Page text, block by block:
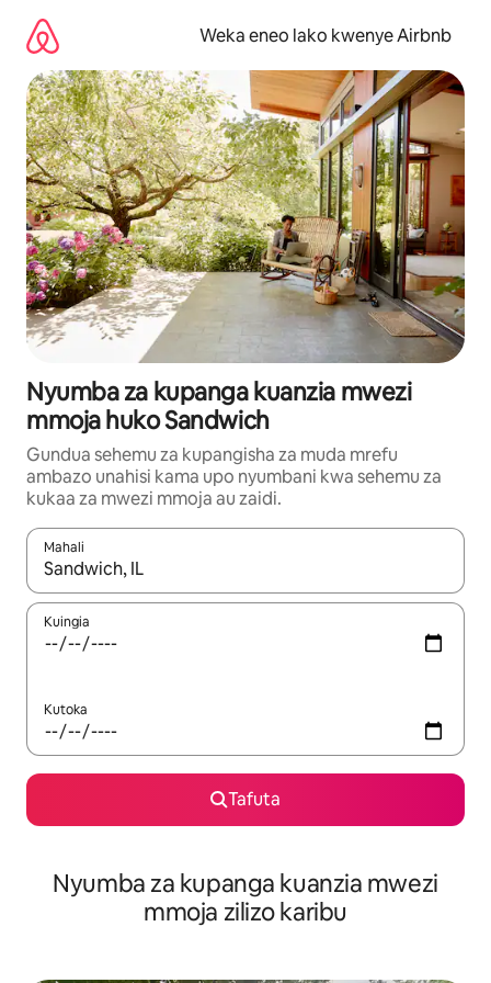
kwenda
kwenye
maudhui
Weka eneo lako kwenye Airbnb
Nyumba za kupanga kuanzia mwezi
mmoja huko Sandwich
Gundua sehemu za kupangisha za muda mrefu
ambazo unahisi kama upo nyumbani kwa sehemu za
kukaa za mwezi mmoja au zaidi.
Mahali
Wakati matokeo yanapatikana, vinjari kwa kutumia vitufe vya
Kuingia
Kutoka
Tafuta
Nyumba za kupanga kuanzia mwezi
mmoja zilizo karibu